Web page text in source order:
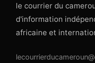
le courrier du
d'information
africaine et